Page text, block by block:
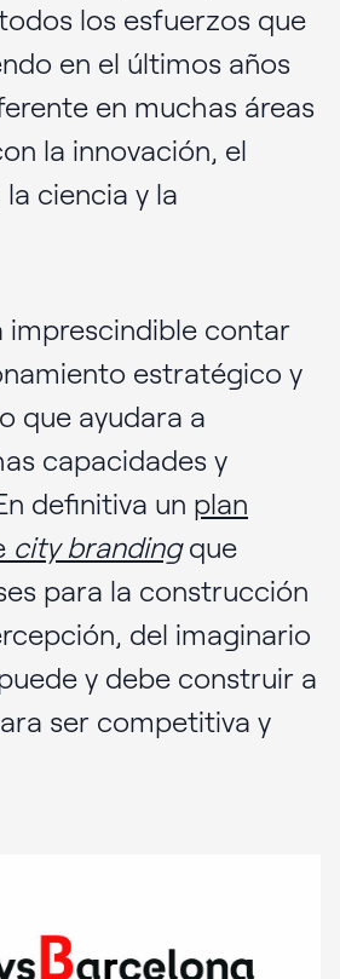
los esfuerzos que
en el últimos años
en muchas áreas
la innovación, el
ciencia y la
imprescindible contar
estratégico y
que ayudara a
capacidades y
definitiva un plan
city brandingque
para la construcción
del imaginario
y debe construir a
ser competitiva y